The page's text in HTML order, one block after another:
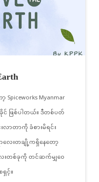
Spiceworks Myanmar
ဖြစ်ပါတယ်။ ဒီတစ်ပတ်
ာတာကို ခံစားမိရင်း
လေးတချို့ကရှိနေတော့
ေးတစ်ခုကို တင်ဆက်မျှဝေ
င့်။